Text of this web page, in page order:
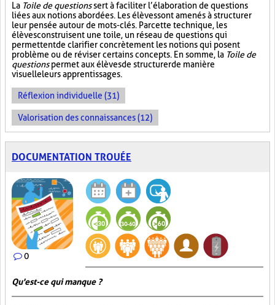
La Toile de questionssert à faciliter l’élaboration de questions
liées aux notions abordées. Les élèves sont amenés à structurer
leur pensée autour de mots-clés. Par cette technique, les
élèves construisent une toile, un réseau de questions qui
permettent de clarifier concrètement les notions qui posent
problème ou de réviser certains concepts. En somme, la Toile de
questionspermet aux élèves de structurer de manière
visuelle leurs apprentissages.
Réflexion individuelle (31)
Valorisation des connaissances (12)
DOCUMENTATION TROUÉE
0
Qu'est-ce qui manque ?